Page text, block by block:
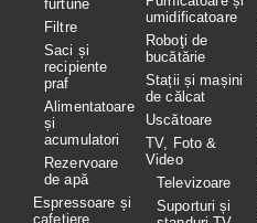
furtune
Filtre
Saci și
recipiente
praf
Alimentatoare
și
acumulatori
Rezervoare
de apă
Espressoare și
cafetiere
umidificatoare
Roboţi de
bucătărie
Stații și mașini
de călcat
Uscătoare
TV, Foto &
Video
Televizoare
Suporturi și